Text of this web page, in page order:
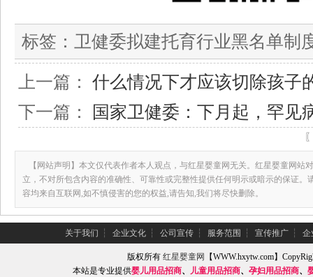
标签： 卫健委拟建托育行业黑名单制
上一篇： 什么情况下才应该切除孩子
下一篇：
国家卫健委：下月起，罕见
【网站声明】本文仅代表作者本人观点，与红星婴童网无关。红星婴童网站
立，不对所包含内容的准确性、可靠性或完整性提供任何明示或暗示的保证。
容均来自互联网,如不慎侵害的您的权益,请告知,我们将尽快删除。
关于我们 ┆ 企业文化 ┆ 公司宣传 ┆ 服务范围 ┆ 宣传推广 ┆ 企
版权所有红星婴童网
【WWW.hxytw.com】
本站是专业提供婴儿用品招商、 儿童用品招商、 孕妇用品招商、